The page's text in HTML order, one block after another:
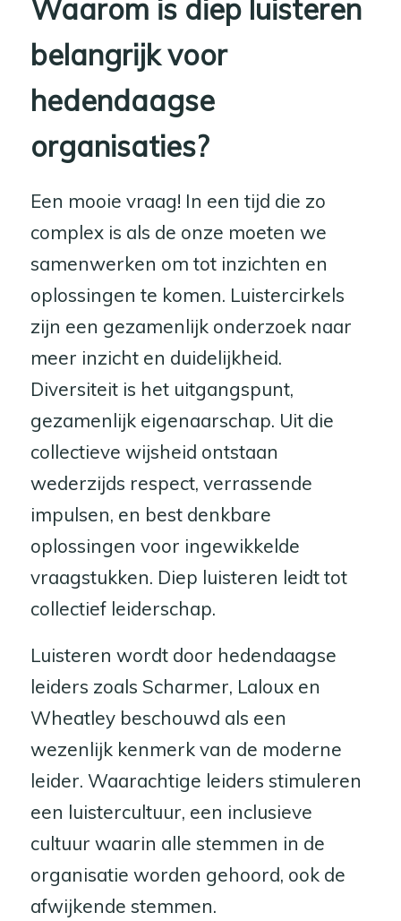
Waarom is diep luisteren
belangrijk voor
hedendaagse
organisaties?
Een mooie vraag! In een tijd die zo
complex is als de onze moeten we
samenwerken om tot inzichten en
oplossingen te komen. Luistercirkels
zijn een gezamenlijk onderzoek naar
meer inzicht en duidelijkheid.
Diversiteit is het uitgangspunt,
gezamenlijk eigenaarschap. Uit die
collectieve wijsheid ontstaan
wederzijds respect, verrassende
impulsen, en best denkbare
oplossingen voor ingewikkelde
vraagstukken. Diep luisteren leidt tot
collectief leiderschap.
Luisteren wordt door hedendaagse
leiders zoals Scharmer, Laloux en
Wheatley beschouwd als een
wezenlijk kenmerk van de moderne
leider. Waarachtige leiders stimuleren
een luistercultuur, een inclusieve
cultuur waarin alle stemmen in de
organisatie worden gehoord, ook de
afwijkende stemmen.